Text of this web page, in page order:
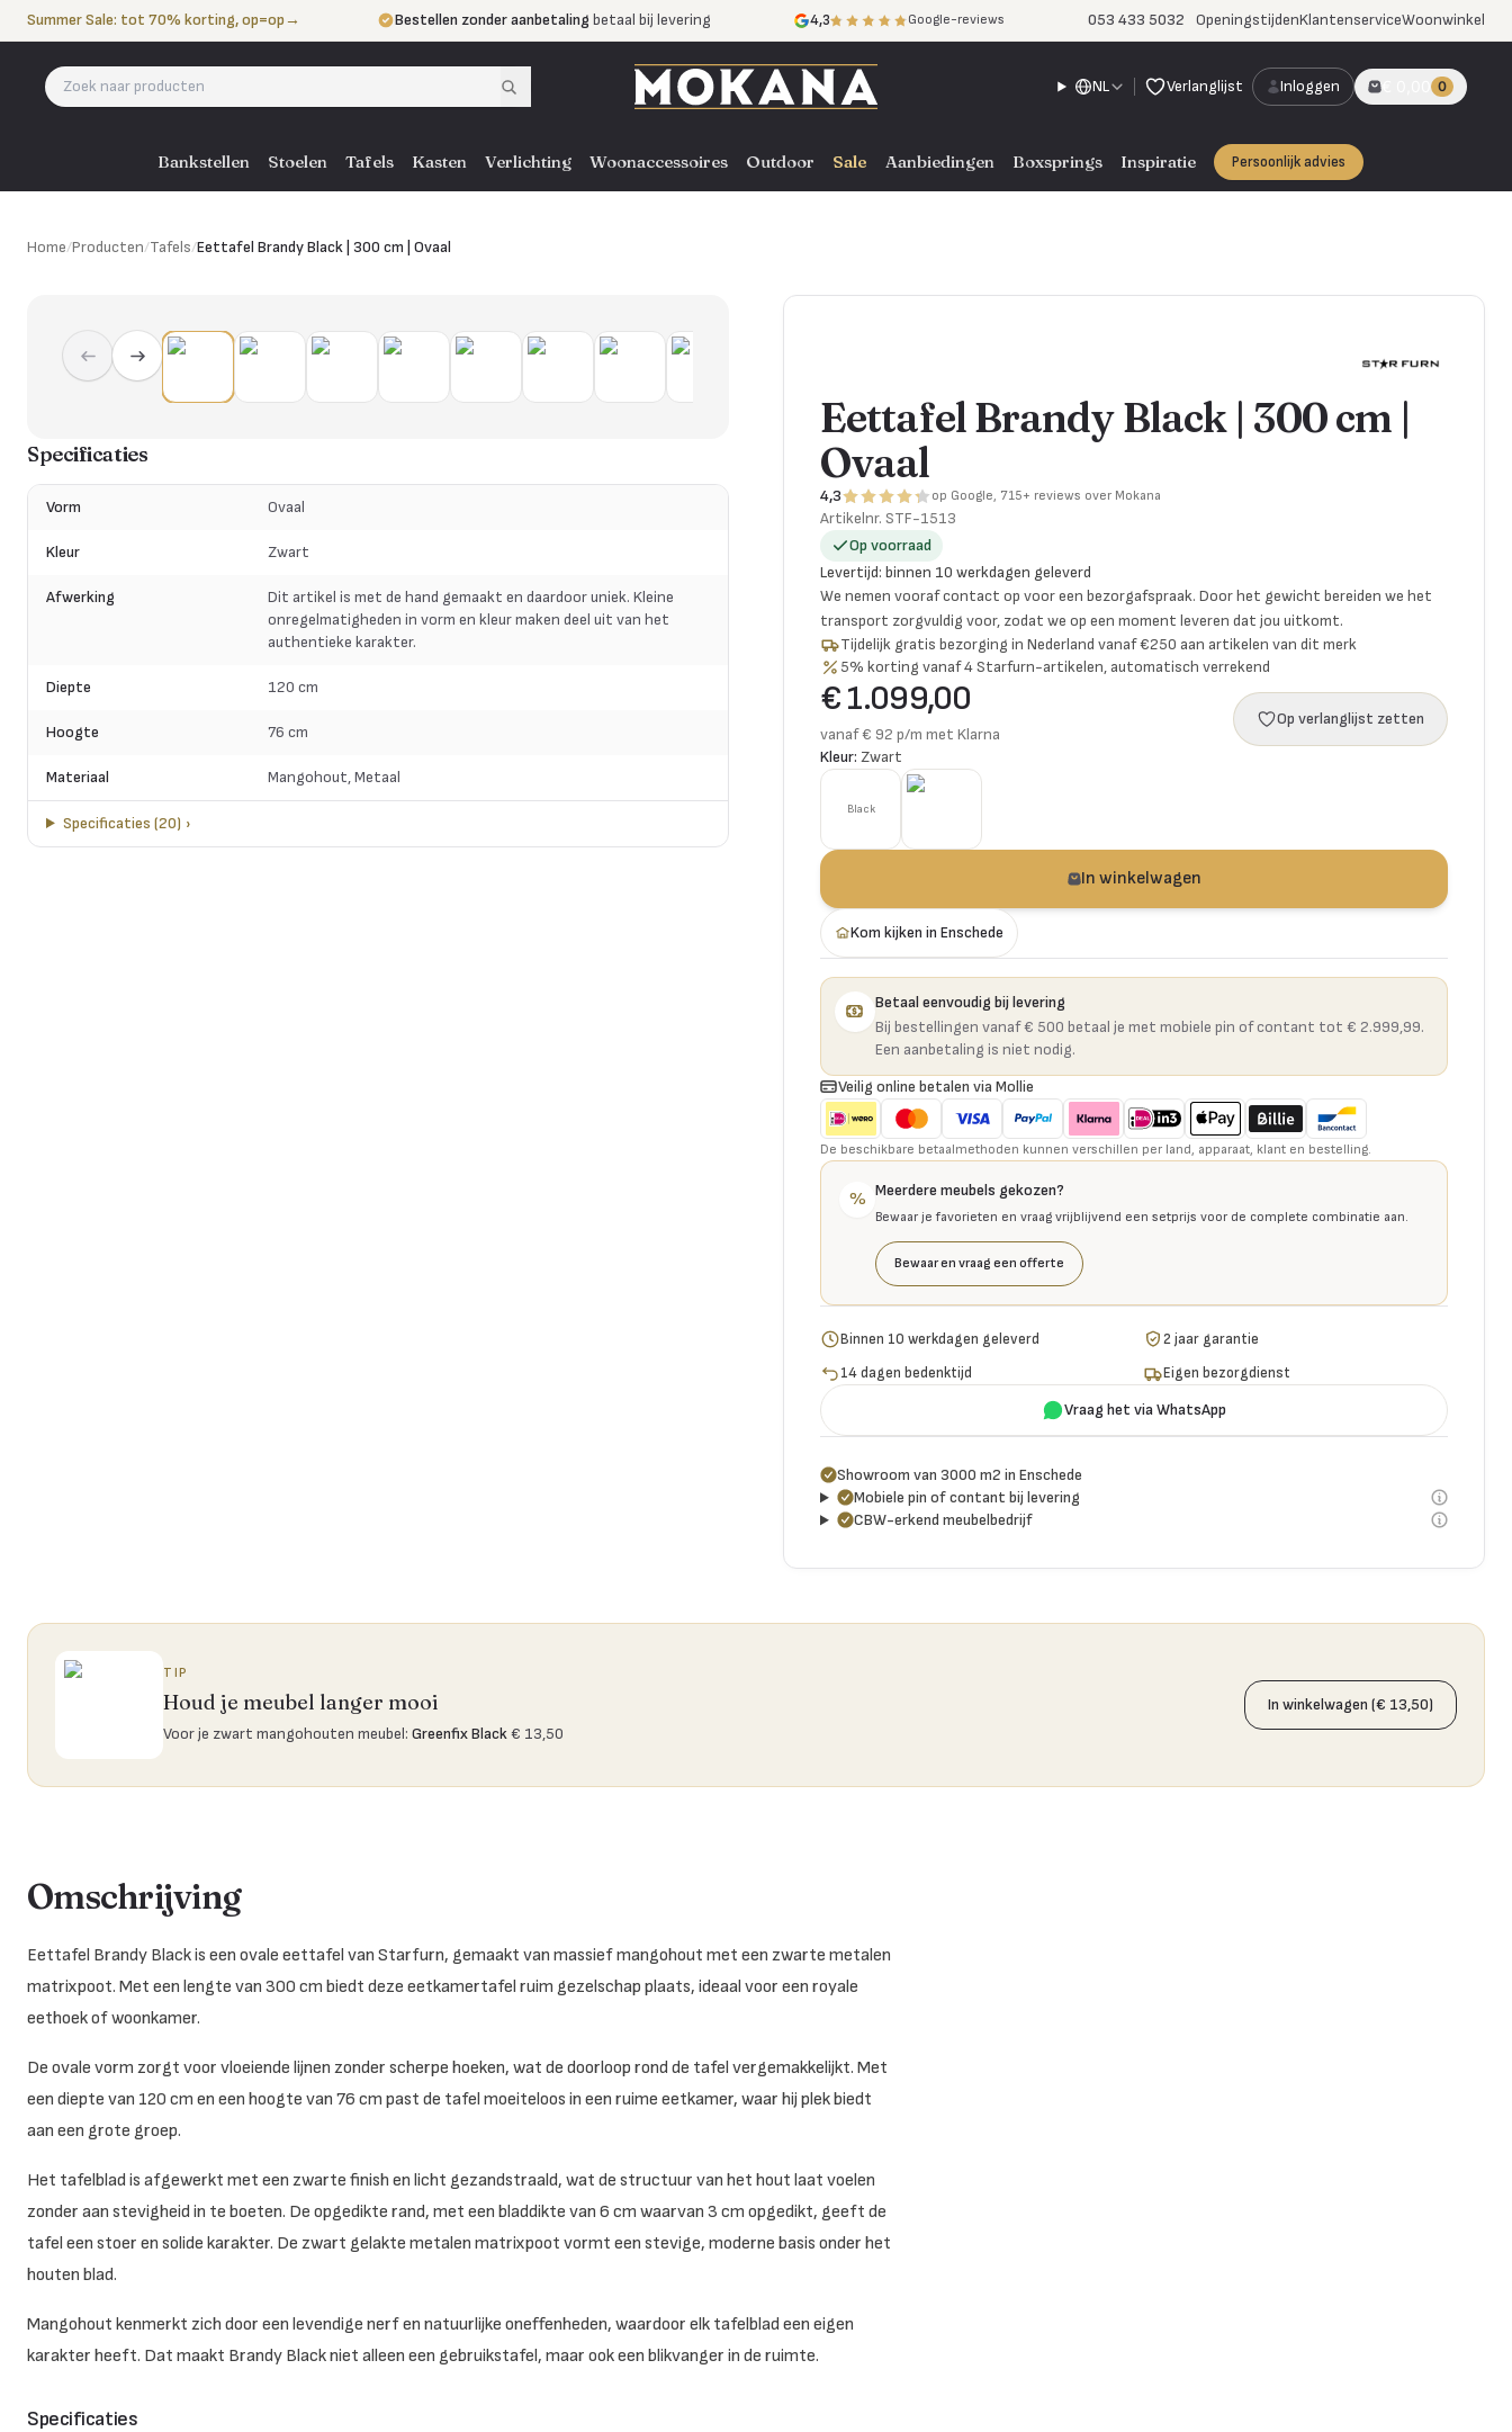
Naar de inhoud
Summer Sale: tot 70% korting, op=op→ Bestellen zonder aanbetaling betaal bij levering
Eigen bezorgdienst door heel NL, BE en DE
4,3 Google-reviews 053 433 5032 OpeningstijdenKlantenserviceWoonwinkel
NL Verlanglijst Inloggen € 0,00 0
Bankstellen Stoelen Tafels Kasten Verlichting Woonaccessoires Outdoor Sale Aanbiedingen Boxsprings Inspiratie Persoonlijk advies
Home/Producten/Tafels/Eettafel Brandy Black | 300 cm | Ovaal
Specificaties
Vorm Ovaal
Kleur Zwart
Afwerking
Dit artikel is met de hand gemaakt en daardoor uniek. Kleine
onregelmatigheden in vorm en kleur maken deel uit van het
authentieke karakter.
Diepte 120 cm
Hoogte 76 cm
Materiaal Mangohout, Metaal
Specificaties (20) ›
Eettafel Brandy Black | 300 cm |
Ovaal
4,3 op Google, 715+ reviews over Mokana
Artikelnr. STF-1513
Op voorraad
Levertijd: binnen 10 werkdagen geleverd
We nemen vooraf contact op voor een bezorgafspraak. Door het gewicht bereiden we het
transport zorgvuldig voor, zodat we op een moment leveren dat jou uitkomt.
Tijdelijk gratis bezorging in Nederland vanaf €250 aan artikelen van dit merk
5% korting vanaf 4 Starfurn-artikelen, automatisch verrekend
€ 1.099,00
vanaf € 92 p/m met Klarna
Op verlanglijst zetten
Kleur: Zwart
Black
In winkelwagen
Kom kijken in Enschede
Betaal eenvoudig bij levering
Bij bestellingen vanaf € 500 betaal je met mobiele pin of contant tot € 2.999,99.
Een aanbetaling is niet nodig.
Veilig online betalen via Mollie
De beschikbare betaalmethoden kunnen verschillen per land, apparaat, klant en bestelling.
% Meerdere meubels gekozen?
Bewaar je favorieten en vraag vrijblijvend een setprijs voor de complete combinatie aan.
Bewaar en vraag een offerte
Binnen 10 werkdagen geleverd
2 jaar garantie
14 dagen bedenktijd
Eigen bezorgdienst
Vraag het via WhatsApp
Showroom van 3000 m2 in Enschede
Mobiele pin of contant bij levering
CBW-erkend meubelbedrijf
TIP
Houd je meubel langer mooi
Voor je zwart mangohouten meubel: Greenfix Black€ 13,50
In winkelwagen (€ 13,50)
Omschrijving
Eettafel Brandy Black is een ovale eettafel van Starfurn, gemaakt van massief mangohout met een zwarte metalen
matrixpoot. Met een lengte van 300 cm biedt deze eetkamertafel ruim gezelschap plaats, ideaal voor een royale
eethoek of woonkamer.
De ovale vorm zorgt voor vloeiende lijnen zonder scherpe hoeken, wat de doorloop rond de tafel vergemakkelijkt. Met
een diepte van 120 cm en een hoogte van 76 cm past de tafel moeiteloos in een ruime eetkamer, waar hij plek biedt
aan een grote groep.
Het tafelblad is afgewerkt met een zwarte finish en licht gezandstraald, wat de structuur van het hout laat voelen
zonder aan stevigheid in te boeten. De opgedikte rand, met een bladdikte van 6 cm waarvan 3 cm opgedikt, geeft de
tafel een stoer en solide karakter. De zwart gelakte metalen matrixpoot vormt een stevige, moderne basis onder het
houten blad.
Mangohout kenmerkt zich door een levendige nerf en natuurlijke oneffenheden, waardoor elk tafelblad een eigen
karakter heeft. Dat maakt Brandy Black niet alleen een gebruikstafel, maar ook een blikvanger in de ruimte.
Specificaties